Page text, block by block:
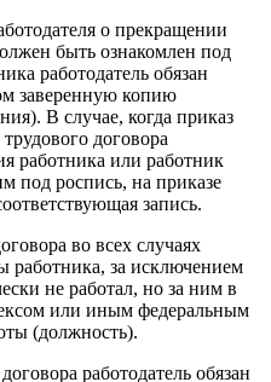
о прекращении
быть ознакомлен под
работодатель обязан
заверенную копию
В случае, когда приказ
договора
работника или работник
под роспись, на приказе
запись.
во всех случаях
работника, за исключением
не работал, но за ним в
или иным федеральным
(должность).
работодатель обязан